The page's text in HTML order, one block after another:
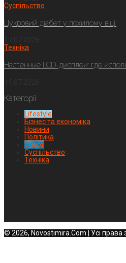
Суспільство
Цукровий діабет у похилому віці:
Техніка
Настенные LCD-дисплеи: где
Категорії
Lifestyle
Бізнес та економіка
Новини
Політика
Спорт
Суспільство
Техніка
© 2026, Novostimira.Com | Усі права